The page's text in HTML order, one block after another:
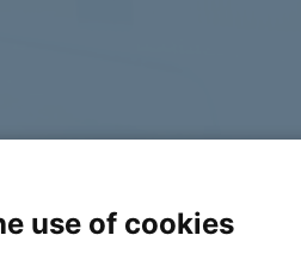
use of cookies